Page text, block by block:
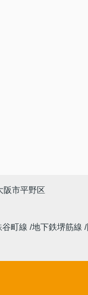
阪市平野区
谷町線 地下鉄堺筋線